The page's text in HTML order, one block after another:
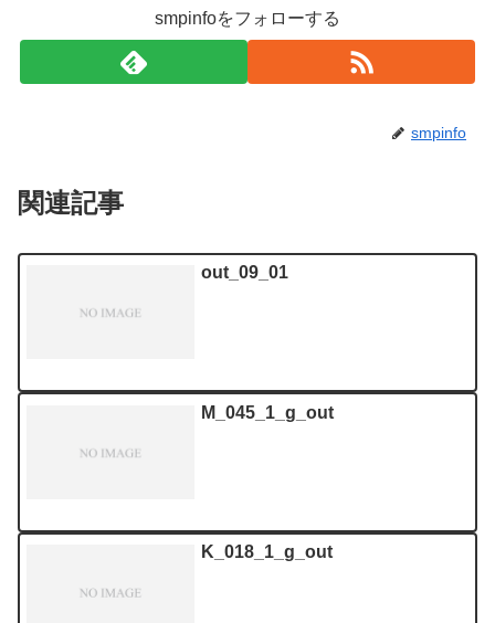
smpinfoをフォローする
smpinfo
関連記事
out_09_01
M_045_1_g_out
K_018_1_g_out